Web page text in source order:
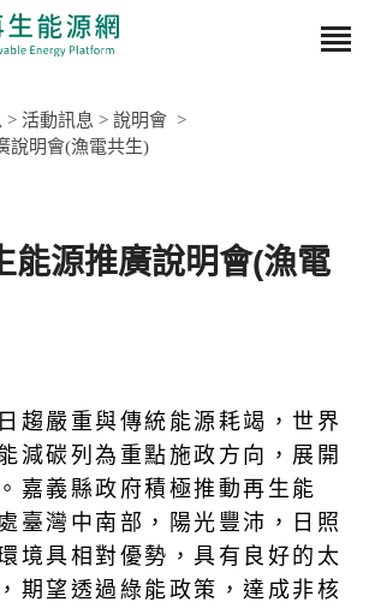
>活動訊息 >說明會 >
說明會(漁電共生)
能源推廣說明會(漁電
趨嚴重與傳統能源耗竭，世界
減碳列為重點施政方向，展開
嘉義縣政府積極推動再生能
臺灣中南部，陽光豐沛，日照
境具相對優勢，具有良好的太
期望透過綠能政策，達成非核